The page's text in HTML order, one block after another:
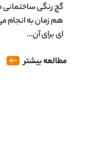
گچ رنگی
هم زمان به انجام
ای برای آن…
مطالعه بیشتر